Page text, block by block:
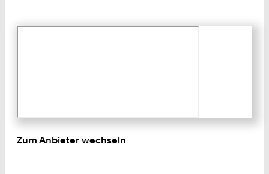
Zum Anbieter wechseln